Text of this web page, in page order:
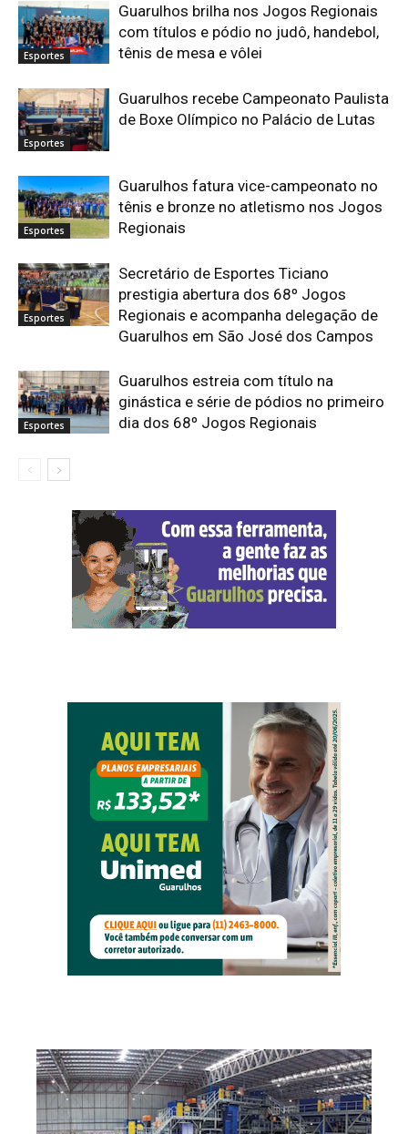
Esportes
Guarulhos brilha nos Jogos Regionais
com títulos e pódio no judô, handebol,
tênis de mesa e vôlei
Esportes
Guarulhos recebe Campeonato Paulista
de Boxe Olímpico no Palácio de Lutas
Esportes
Guarulhos fatura vice-campeonato no
tênis e bronze no atletismo nos Jogos
Regionais
Esportes
Secretário de Esportes Ticiano
prestigia abertura dos 68º Jogos
Regionais e acompanha delegação de
Guarulhos em São José dos Campos
Esportes
Guarulhos estreia com título na
ginástica e série de pódios no primeiro
dia dos 68º Jogos Regionais